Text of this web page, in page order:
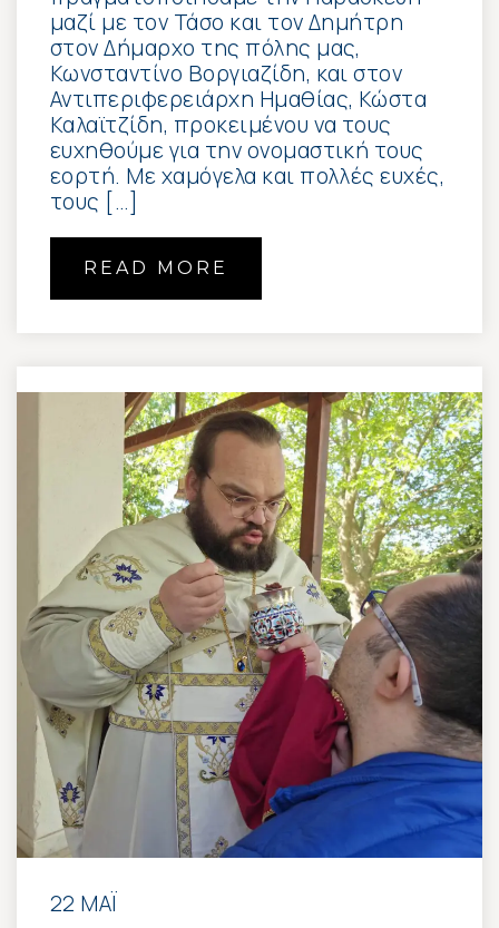
μαζί με τον Τάσο και τον Δημήτρη
στον Δήμαρχο της πόλης μας,
Κωνσταντίνο Βοργιαζίδη, και στον
Αντιπεριφερειάρχη Ημαθίας, Κώστα
Καλαϊτζίδη, προκειμένου να τους
ευχηθούμε για την ονομαστική τους
εορτή. Με χαμόγελα και πολλές ευχές,
τους […]
READ MORE
22 ΜΆΙ